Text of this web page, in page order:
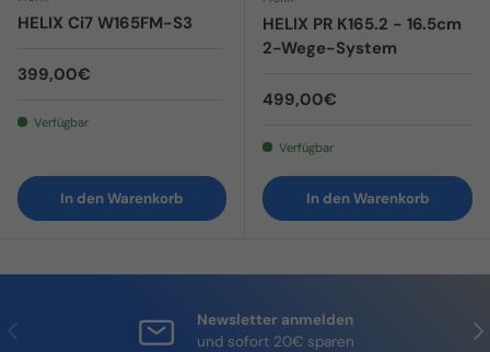
HELIX Ci7 W165FM-S3
Normaler Preis
399,00€
Verfügbar
In den Warenkorb
HELIX PR K165.2 - 16.5cm
2-Wege-System
Normaler Preis
499,00€
Verfügbar
In den Warenkorb
Vorherige
Newsletter anmelden
und sofort 20€ sparen